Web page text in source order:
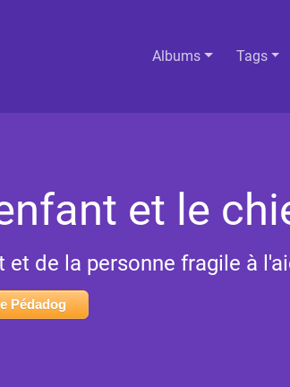
Albums Tags
et le
de la personne fragile à
Pédadog